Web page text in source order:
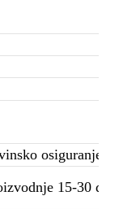
osiguranje
15-30